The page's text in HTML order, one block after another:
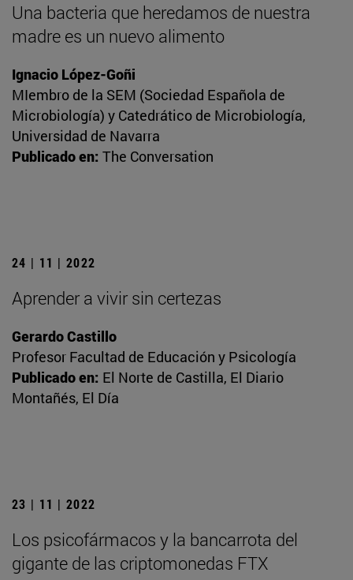
Una bacteria que heredamos de nuestra
madre es un nuevo alimento
Ignacio López-Goñi
MIembro de la SEM (Sociedad Española de
Microbiología) y Catedrático de Microbiología,
Universidad de Navarra
Publicado en: The Conversation
24 | 11 | 2022
Aprender a vivir sin certezas
Gerardo Castillo
Profesor Facultad de Educación y Psicología
Publicado en: El Norte de Castilla, El Diario
Montañés, El Día
23 | 11 | 2022
Los psicofármacos y la bancarrota del
gigante de las criptomonedas FTX